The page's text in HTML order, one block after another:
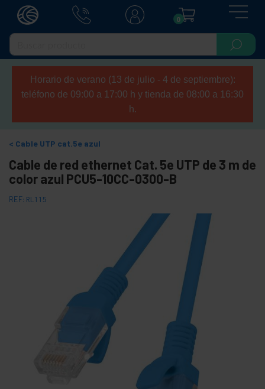
0
Horario de verano (13 de julio - 4 de septiembre):
teléfono de 09:00 a 17:00 h y tienda de 08:00 a 16:30
h.
Cable UTP cat.5e azul
Cable de red ethernet Cat. 5e UTP de 3 m de
color azul PCU5-10CC-0300-B
REF: RL115